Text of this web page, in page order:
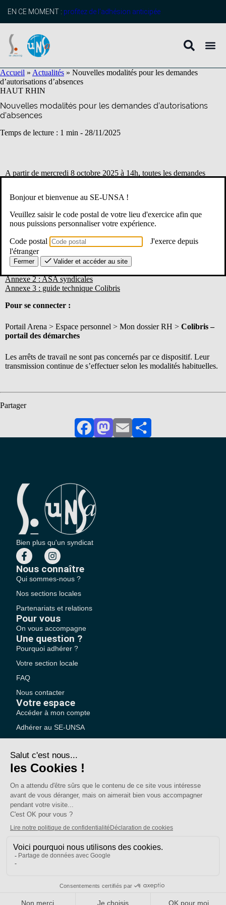
principal
EN CE MOMENT : profitez de l’adhésion anticipée
Accueil » Actualités » Nouvelles modalités pour les demandes
d’autorisations d’absences
HAUT RHIN
Nouvelles modalités pour les demandes d’autorisations
d’absences
Temps de lecture : 1 min - 28/11/2025
A partir de mercredi 8 octobre 2025 à 14h, toutes les demandes
dématérialisée via la plateforme Colibris.
Les autorisations d’absence déjà accordées avant le 8 octobre
2025, pour une date postérieure à cette échéance, n’ont pas à
être redemandées via Colibris.
Circulaire
Annexe 2 : ASA syndicales
Annexe 3 : guide technique Colibris
Pour se connecter :
Portail Arena > Espace personnel > Mon dossier RH > Colibris –
portail des démarches
Les arrêts de travail ne sont pas concernés par ce dispositif. Leur
transmission continue de s’effectuer selon les modalités habituelles.
Partager
FacebookMastodon
EmailPartager
Bien plus qu'un syndicat
Nous connaître
Qui sommes-nous ?
Nos sections locales
Partenariats et relations
Pour vous
On vous accompagne
Une question ?
Pourquoi adhérer ?
Votre section locale
FAQ
Nous contacter
Votre espace
Accéder à mon compte
Adhérer au SE-UNSA
SE-Unsa est un syndicat de l’UNSA
Site réalisé avec ❤️ par AKWO
Politique de confidentialité
Mentions légales
Bonjour et bienvenue au SE-UNSA !
Veuillez saisir le code postal de votre lieu d'exercice afin que
nous puissions personnaliser votre expérience.
Code postal
J'exerce depuis
l'étranger
Fermer Valider et accéder au site